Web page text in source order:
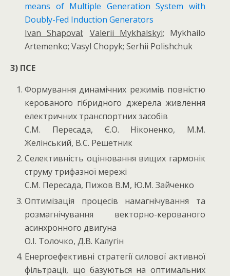
means of Multiple Generation System with
Doubly-Fed Induction Generators
Ivan Shapoval; Valerii Mykhalskyi; Mykhailo
Artemenko; Vasyl Chopyk; Serhii Polishchuk
3) ПСЕ
Формування динамічних режимів повністю
керованого гібридного джерела живлення
електричних транспортних засобів
С.М. Пересада, Є.О. Ніконенко, М.М.
Желінський, В.С. Решетник
Селективність оцінювання вищих гармонік
струму трифазної мережі
С.М. Пересада, Пижов В.М, Ю.М. Зайченко
Оптимізація процесів намагнічування та
розмагнічування векторно-керованого
асинхронного двигуна
О.І. Толочко, Д.В. Калугін
Енергоефективні стратегії силової активної
фільтрації, що базуються на оптимальних